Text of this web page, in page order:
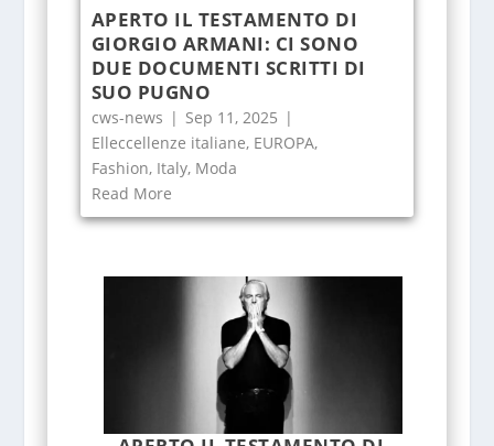
APERTO IL TESTAMENTO DI
GIORGIO ARMANI: CI SONO
DUE DOCUMENTI SCRITTI DI
SUO PUGNO
cws-news | Sep 11, 2025 |
Elleccellenze italiane, EUROPA,
Fashion, Italy, Moda
Read More